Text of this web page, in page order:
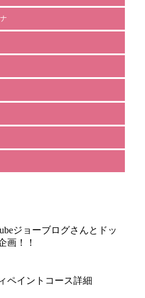
ジョーブログさんとドッ
画！！
ペイントコース詳細